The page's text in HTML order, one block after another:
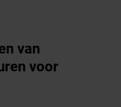
van
voor